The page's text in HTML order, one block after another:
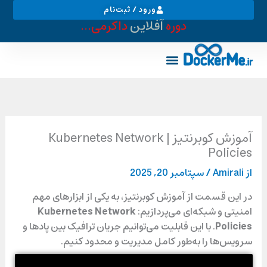
پرش
ورود / ثبت‌نام
دورهآفلاینداکرمی...
آموزش کوبرنتیز | Kubernetes Network
Policies
ازAmirali
/سپتامبر 20, 2025
در این قسمت از آموزش کوبرنتیز، به یکی از ابزارهای مهم
امنیتی و شبکه‌ای می‌پردازیم:Kubernetes Network
Policies. با این قابلیت می‌توانیم جریان ترافیک بین پادها و
سرویس‌ها را به‌طور کامل مدیریت و محدود کنیم.